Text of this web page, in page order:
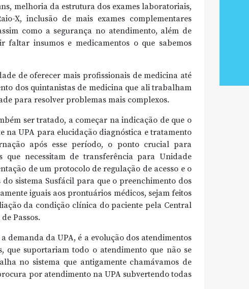
melhoria da estrutura dos exames laboratoriais,
X, inclusão de mais exames complementares
como a segurança no atendimento, além de
faltar insumos e medicamentos o que sabemos
de oferecer mais profissionais de medicina até
dos quintanistas de medicina que ali trabalham
para resolver problemas mais complexos.
ser tratado, a começar na indicação de que o
na UPA para elucidação diagnóstica e tratamento
após esse período, o ponto crucial para
que necessitam de transferência para Unidade
de um protocolo de regulação de acesso e o
sistema Susfácil para que o preenchimento dos
iguais aos prontuários médicos, sejam feitos
da condição clínica do paciente pela Central
Passos.
demanda da UPA, é a evolução dos atendimentos
que suportariam todo o atendimento que não se
no sistema que antigamente chamávamos de
por atendimento na UPA subvertendo todas